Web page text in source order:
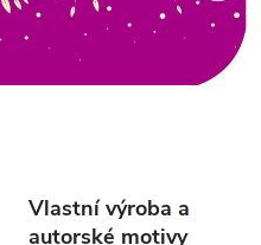
Vlastní výroba a
autorské motivy